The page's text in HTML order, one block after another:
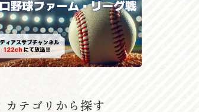
カテゴリから探す